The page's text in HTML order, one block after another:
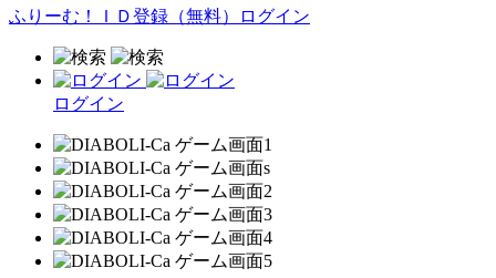
ふりーむ！ＩＤ登録（無料） ログイン
ログイン